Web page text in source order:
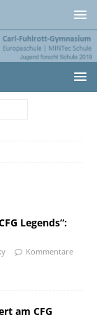
Legends“:
Kommentare
am CFG